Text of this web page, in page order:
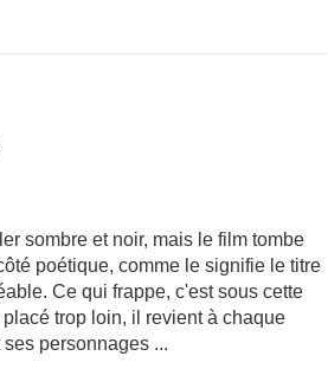
sombre et noir, mais le film tombe
poétique, comme le signifie le titre
Ce qui frappe, c'est sous cette
trop loin, il revient à chaque
personnages ...